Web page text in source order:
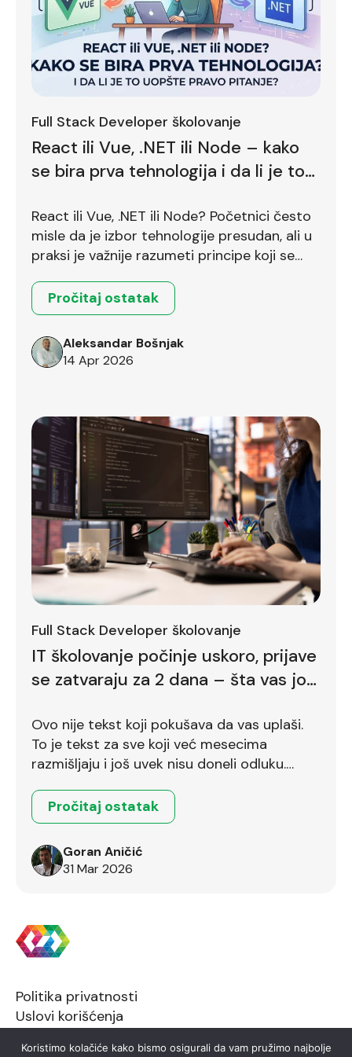
Full Stack Developer školovanje
React ili Vue, .NET ili Node – kako
se bira prva tehnologija i da li je to
React ili Vue, .NET ili Node? Početnici često
misle da je izbor tehnologije presudan, ali u
praksi je važnije razumeti principe koji se
Pročitaj ostatak
Aleksandar Bošnjak
14 Apr 2026
Full Stack Developer školovanje
IT školovanje počinje uskoro, prijave
se zatvaraju za 2 dana – šta vas još
Ovo nije tekst koji pokušava da vas uplaši.
To je tekst za sve koji već mesecima
razmišljaju i još uvek nisu doneli odluku.
Pročitaj ostatak
Goran Aničić
31 Mar 2026
Politika privatnosti
Uslovi korišćenja
Koristimo kolačiće kako bismo osigurali da vam pružimo najbolje